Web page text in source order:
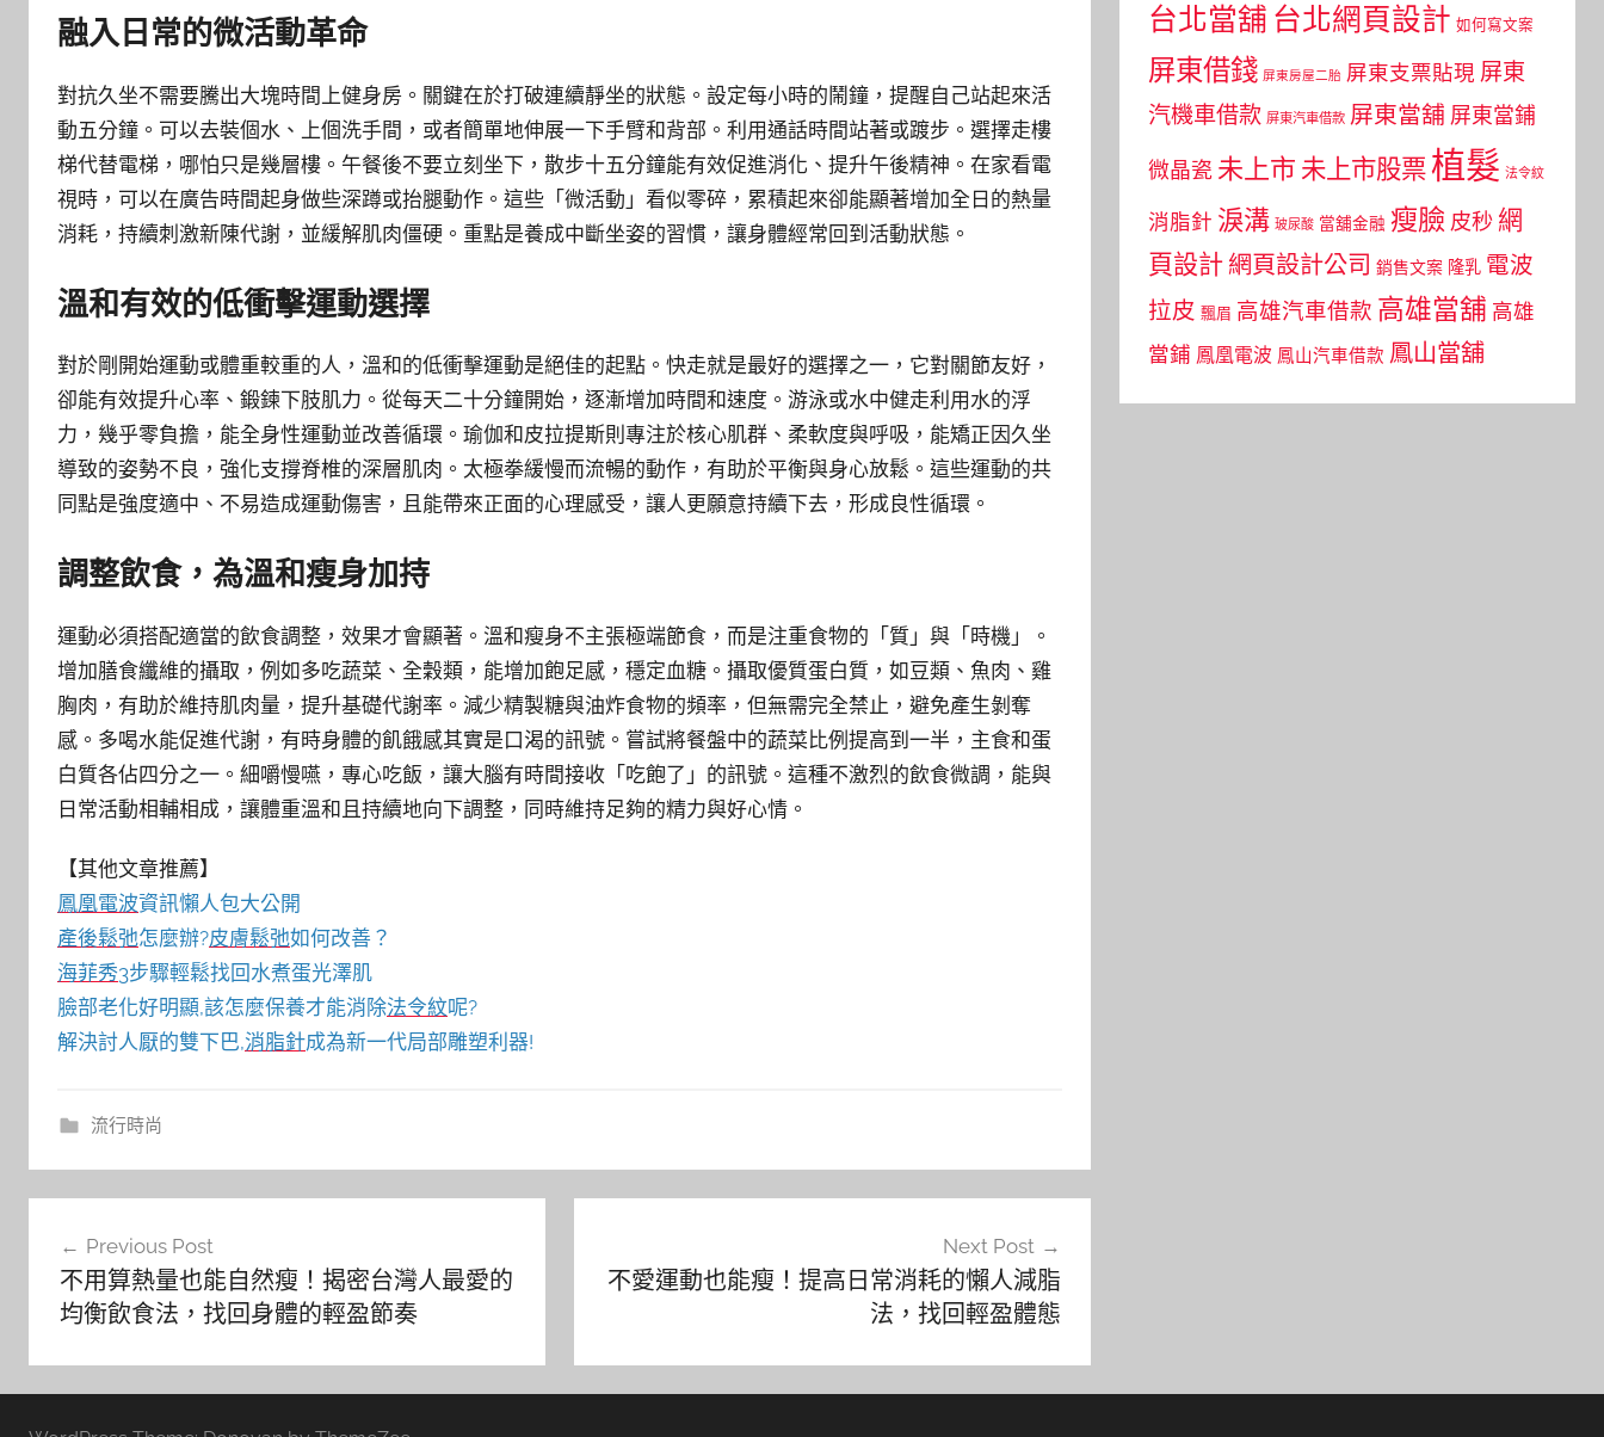
融入日常的微活動革命
對抗久坐不需要騰出大塊時間上健身房。關鍵在於打破連續靜坐的狀態。設定每小時的鬧鐘，提醒自己站起來活
動五分鐘。可以去裝個水、上個洗手間，或者簡單地伸展一下手臂和背部。利用通話時間站著或踱步。選擇走樓
梯代替電梯，哪怕只是幾層樓。午餐後不要立刻坐下，散步十五分鐘能有效促進消化、提升午後精神。在家看電
視時，可以在廣告時間起身做些深蹲或抬腿動作。這些「微活動」看似零碎，累積起來卻能顯著增加全日的熱量
消耗，持續刺激新陳代謝，並緩解肌肉僵硬。重點是養成中斷坐姿的習慣，讓身體經常回到活動狀態。
溫和有效的低衝擊運動選擇
對於剛開始運動或體重較重的人，溫和的低衝擊運動是絕佳的起點。快走就是最好的選擇之一，它對關節友好，
卻能有效提升心率、鍛鍊下肢肌力。從每天二十分鐘開始，逐漸增加時間和速度。游泳或水中健走利用水的浮
力，幾乎零負擔，能全身性運動並改善循環。瑜伽和皮拉提斯則專注於核心肌群、柔軟度與呼吸，能矯正因久坐
導致的姿勢不良，強化支撐脊椎的深層肌肉。太極拳緩慢而流暢的動作，有助於平衡與身心放鬆。這些運動的共
同點是強度適中、不易造成運動傷害，且能帶來正面的心理感受，讓人更願意持續下去，形成良性循環。
調整飲食，為溫和瘦身加持
運動必須搭配適當的飲食調整，效果才會顯著。溫和瘦身不主張極端節食，而是注重食物的「質」與「時機」。
增加膳食纖維的攝取，例如多吃蔬菜、全穀類，能增加飽足感，穩定血糖。攝取優質蛋白質，如豆類、魚肉、雞
胸肉，有助於維持肌肉量，提升基礎代謝率。減少精製糖與油炸食物的頻率，但無需完全禁止，避免產生剝奪
感。多喝水能促進代謝，有時身體的飢餓感其實是口渴的訊號。嘗試將餐盤中的蔬菜比例提高到一半，主食和蛋
白質各佔四分之一。細嚼慢嚥，專心吃飯，讓大腦有時間接收「吃飽了」的訊號。這種不激烈的飲食微調，能與
日常活動相輔相成，讓體重溫和且持續地向下調整，同時維持足夠的精力與好心情。
【其他文章推薦】
鳳凰電波資訊懶人包大公開
產後鬆弛怎麼辦?皮膚鬆弛如何改善？
海菲秀3步驟輕鬆找回水煮蛋光澤肌
臉部老化好明顯,該怎麼保養才能消除法令紋呢?
解決討人厭的雙下巴,消脂針成為新一代局部雕塑利器!
流行時尚
Previous Post
不用算熱量也能自然瘦！揭密台灣人最愛的
均衡飲食法，找回身體的輕盈節奏
Next Post
不愛運動也能瘦！提高日常消耗的懶人減脂
法，找回輕盈體態
台北當舖 台北網頁設計 如何寫文案
屏東借錢 屏東房屋二胎 屏東支票貼現 屏東
汽機車借款 屏東汽車借款 屏東當舖 屏東當鋪
微晶瓷 未上市 未上市股票植髮 法令紋
消脂針 淚溝 玻尿酸 當舖金融 瘦臉 皮秒 網
頁設計 網頁設計公司 銷售文案 隆乳 電波
拉皮 飄眉 高雄汽車借款 高雄當舖 高雄
當鋪 鳳凰電波 鳳山汽車借款 鳳山當舖